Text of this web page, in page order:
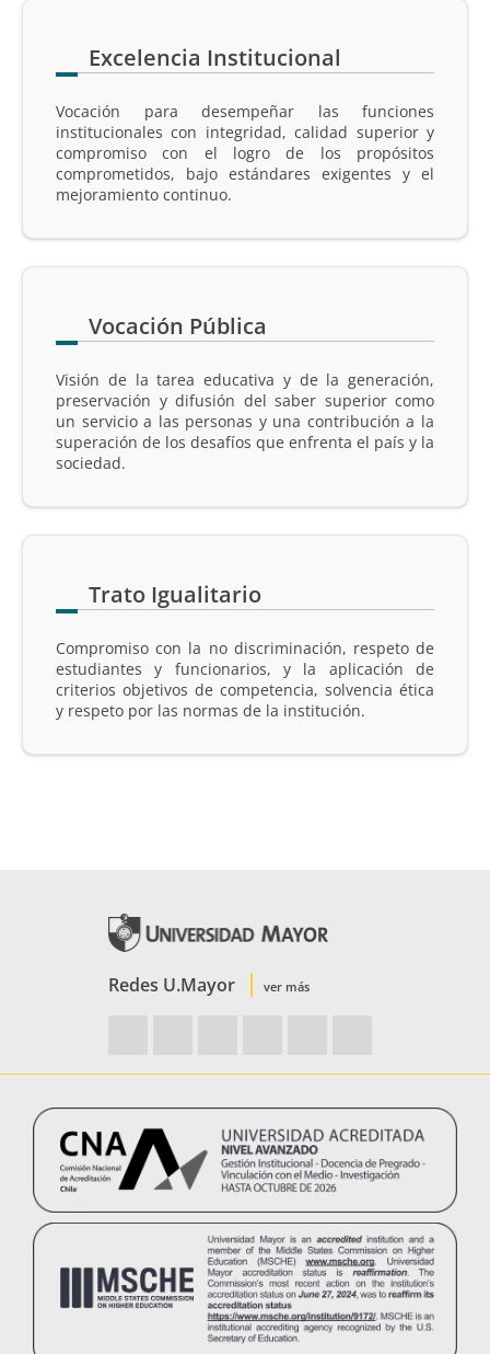
Excelencia Institucional
Vocación para desempeñar las funciones
institucionales con integridad, calidad superior y
compromiso con el logro de los propósitos
comprometidos, bajo estándares exigentes y el
mejoramiento continuo.
Vocación Pública
Visión de la tarea educativa y de la generación,
preservación y difusión del saber superior como
un servicio a las personas y una contribución a la
superación de los desafíos que enfrenta el país y la
sociedad.
Trato Igualitario
Compromiso con la no discriminación, respeto de
estudiantes y funcionarios, y la aplicación de
criterios objetivos de competencia, solvencia ética
y respeto por las normas de la institución.
Redes U.Mayor ver más